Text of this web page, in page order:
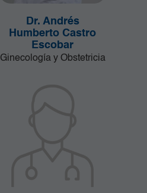
Dr. Andrés
Humberto Castro
Escobar
Ginecología y Obstetricia